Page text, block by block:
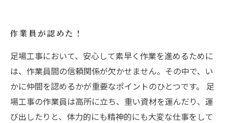
作業員が認めた！
足場工事において、安心して素早く作業を進めるために
は、作業員間の信頼関係が欠かせません。その中で、い
かに仲間を認めるかが重要なポイントのひとつです。 足
場工事の作業員は高所に立ち、重い資材を運んだり、運
び出したりと、体力的にも精神的にも大変な仕事をして